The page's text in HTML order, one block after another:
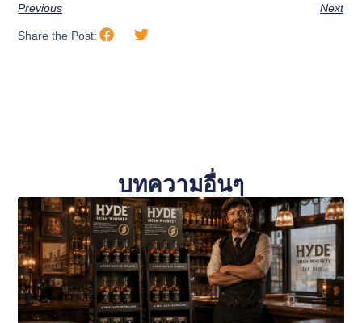
Previous Next
Share the Post:
บทความอื่นๆ